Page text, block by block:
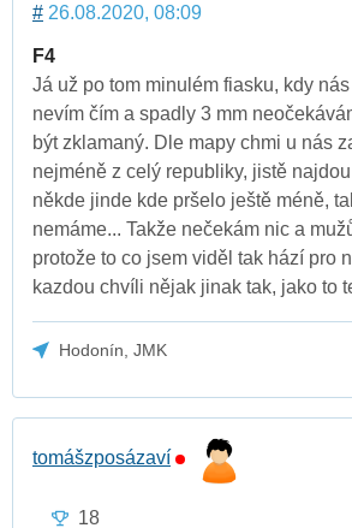
# 26.08.2020, 08:09
F4
Já už po tom minulém fiasku, kdy
nevím čím a spadly 3 mm
být zklamaný. Dle mapy chmi u nás
nejméně z celý republiky, jistě
někde jinde kde pršelo ještě méně,
nemáme... Takže nečekám nic a
protože to co jsem viděl tak hází pro
kazdou chvíli nějak jinak tak, jako to
Hodonín, JMK
tomášzposázaví
18